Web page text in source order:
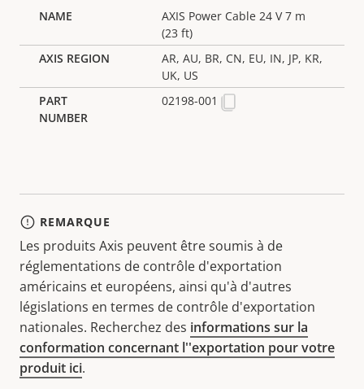
AXIS Power Cable 24 V 7 m
(23 ft)
AR, AU, BR, CN, EU, IN, JP, KR,
UK, US
02198-001
REMARQUE
Les produits Axis peuvent être soumis à de
réglementations de contrôle d'exportation
américains et européens, ainsi qu'à d'autres
législations en termes de contrôle d'exportation
nationales. Recherchez des informations sur la
conformation concernant l''exportation pour votre
produit ici.